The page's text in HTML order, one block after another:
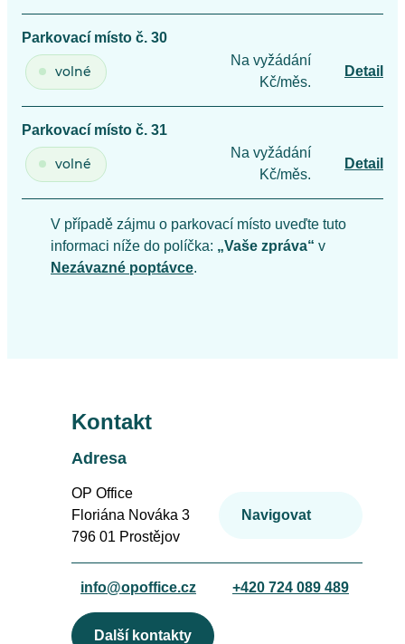
Parkovací místo č. 30
volné
Na vyžádání
Kč/měs.
Detail
Parkovací místo č. 31
volné
Na vyžádání
Kč/měs.
Detail
V případě zájmu o parkovací místo uveďte tuto
informaci níže do políčka: „Vaše zpráva“ v
Nezávazné poptávce.
Kontakt
Adresa
OP Office
Floriána Nováka 3
796 01 Prostějov
Navigovat
info@opoffice.cz +420 724 089 489
Další kontakty